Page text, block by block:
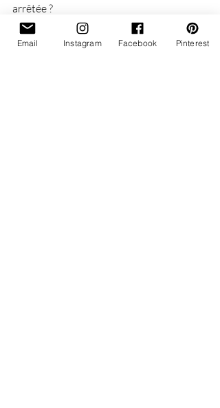
arrêtée ?
Que racontait-elle à ce moment-là de
l'histoire ?
Email Instagram Facebook Pinterest